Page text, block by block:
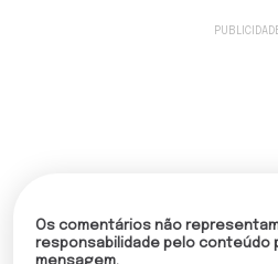
Os comentários não
responsabilidade pelo conteúdo